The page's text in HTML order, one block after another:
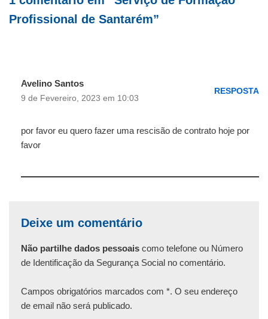
Profissional de Santarém”
Avelino Santos
9 de Fevereiro, 2023 em 10:03
RESPOSTA
por favor eu quero fazer uma rescisão de contrato hoje por
favor
Deixe um comentário
Não partilhe dados pessoais como telefone ou Número
de Identificação da Segurança Social no comentário.
Campos obrigatórios marcados com *. O seu endereço
de email não será publicado.